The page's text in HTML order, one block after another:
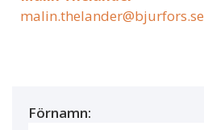
malin.thelander@bjurfors.se
Förnamn: